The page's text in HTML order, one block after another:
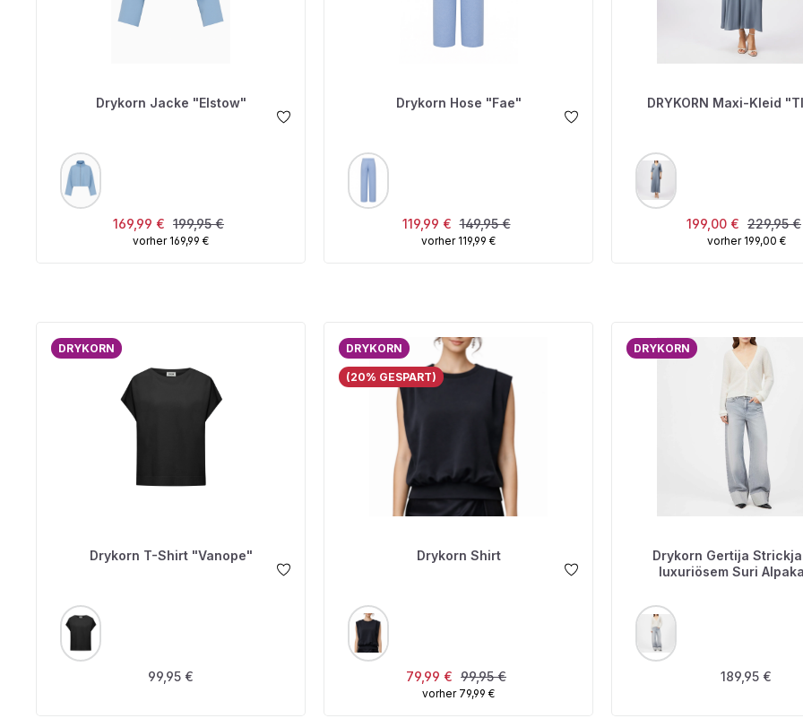
Drykorn Jacke "Elstow"
FARBE
Verkaufspreis:
169,99 € Regulärer Preis:
199,95 €
vorher 169,99 €
Drykorn Hose "Fae"
FARBE
Verkaufspreis:
119,99 € Regulärer Preis:
149,95 €
vorher 119,99 €
FARBE
Verkaufspreis:
199,00 € 229,95 €
vorher 199,00 €
DRYKORN
Drykorn T-Shirt "Vanope"
FARBE
Regulärer Preis:
99,95 €
DRYKORN
(20% GESPART)
Drykorn Shirt
FARBE
Verkaufspreis:
79,99 € Regulärer Preis:
99,95 €
vorher 79,99 €
DRYKORN
Drykorn Gertija
luxuriösem Suri
FARBE
Regulärer
189,95 €